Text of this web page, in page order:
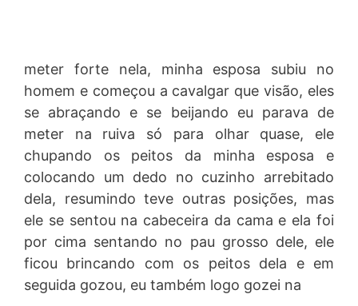
meter forte nela, minha esposa subiu no
homem e começou a cavalgar que visão, eles
se abraçando e se beijando eu parava de
meter na ruiva só para olhar quase, ele
chupando os peitos da minha esposa e
colocando um dedo no cuzinho arrebitado
dela, resumindo teve outras posições, mas
ele se sentou na cabeceira da cama e ela foi
por cima sentando no pau grosso dele, ele
ficou brincando com os peitos dela e em
seguida gozou, eu também logo gozei na